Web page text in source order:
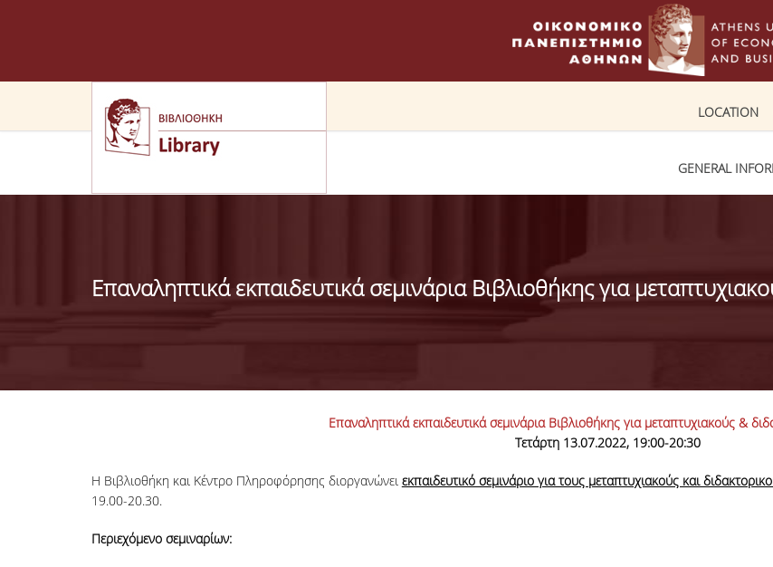
LOCATION
GENERAL
Επαναληπτικά εκπαιδευτικά σεμινάρια Βιβλιοθήκης για
Επαναληπτικά εκπαιδευτικά σεμινάρια Βιβλιοθήκης για μεταπτυχιακούς &
Τετάρτη 13.07.2022, 19:00-20:30
Η Βιβλιοθήκη και Κέντρο Πληροφόρησης διοργανώνει εκπαιδευτικό σεμινάριο για τους μεταπτυχιακούς και
19.00-20.30.
Περιεχόμενο σεμιναρίων: